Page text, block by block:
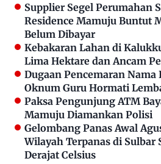
Supplier Segel Perumahan
Residence Mamuju Buntut
Belum Dibayar
Kebakaran Lahan di
Lima Hektare dan Ancam
Dugaan Pencemaran Nama
Oknum Guru Hormati
Paksa Pengunjung ATM
Mamuju Diamankan Polisi
Gelombang Panas Awal
Wilayah Terpanas di Sulbar
Derajat Celsius